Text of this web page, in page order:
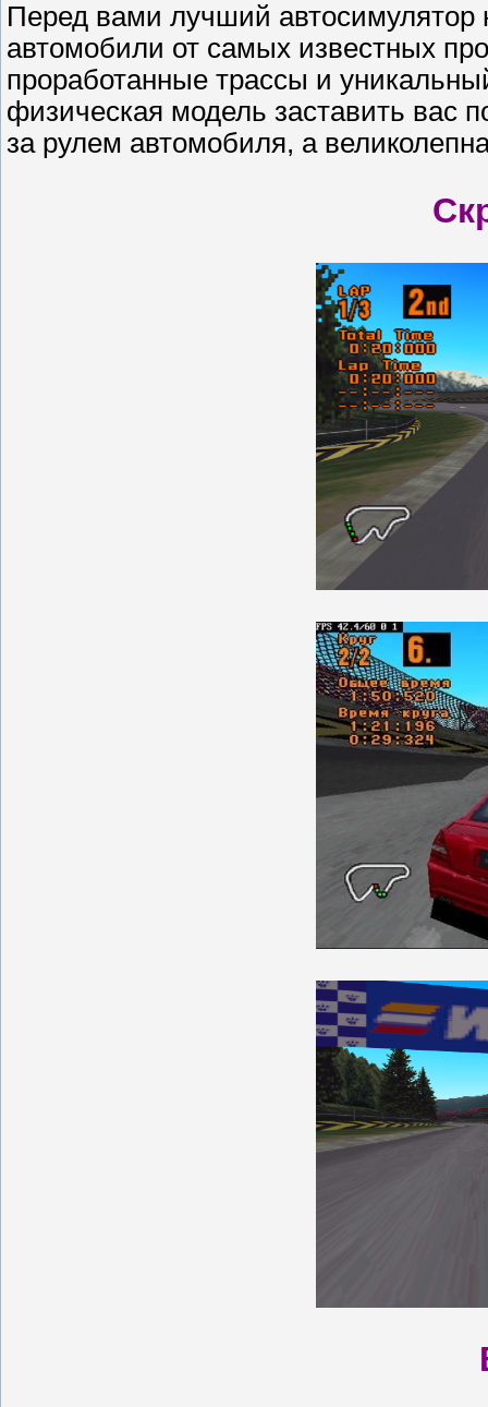
Перед вами лучший автосимулятор
автомобили от самых известных
проработанные трассы и
физическая модель заставить вас
за рулем автомобиля, а